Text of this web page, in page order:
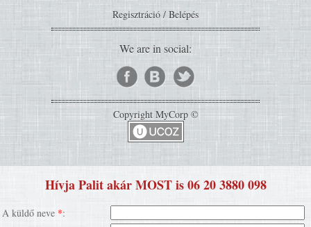
Regisztráció / Belépés
We are in social:
Copyright MyCorp ©
Hívja Palit akár MOST is 06 20 3880 098
A küldő neve *: